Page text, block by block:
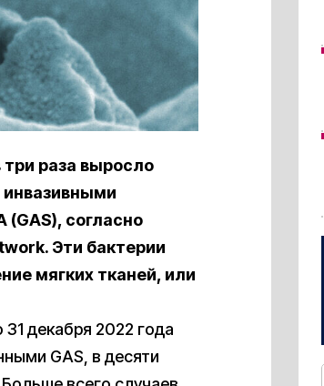
раза выросло
согласно
Эти бактерии
мягких тканей, или
декабря 2022 года
GAS, в десяти